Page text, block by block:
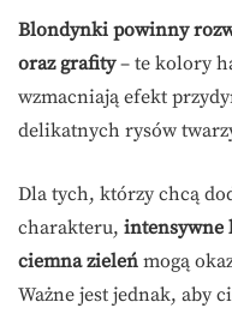
Blondynki powinny
oraz grafity– te kolory
wzmacniają efekt
delikatnych rysów
Dla tych, którzy chcą
charakteru, intensywne
ciemna zieleń mogą
Ważne jest jednak, aby